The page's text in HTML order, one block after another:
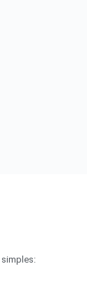
simples: